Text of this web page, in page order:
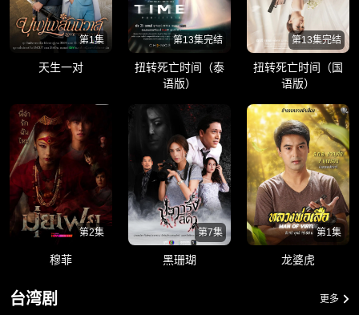
第1集
天生一对
第13集完结
扭转死亡时间（泰
语版）
第13集完结
扭转死亡时间（国
语版）
第2集
穆菲
第7集
黑珊瑚
第1集
龙婆虎
台湾剧 更多